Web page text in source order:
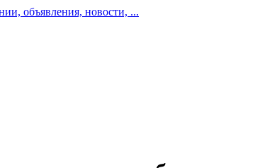
объявления, новости, ...